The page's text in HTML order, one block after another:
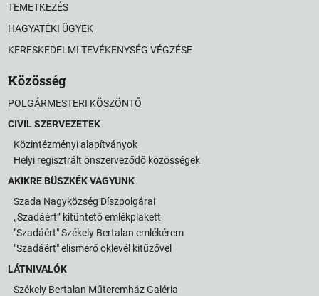
TEMETKEZÉS
HAGYATÉKI ÜGYEK
KERESKEDELMI TEVÉKENYSÉG VÉGZÉSE
Közösség
POLGÁRMESTERI KÖSZÖNTŐ
CIVIL SZERVEZETEK
Közintézményi alapítványok
Helyi regisztrált önszerveződő közösségek
AKIKRE BÜSZKÉK VAGYUNK
Szada Nagyközség Díszpolgárai
„Szadáért” kitüntető emlékplakett
"Szadáért" Székely Bertalan emlékérem
"Szadáért" elismerő oklevél kitűzővel
LÁTNIVALÓK
Székely Bertalan Műteremház Galéria